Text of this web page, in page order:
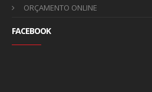
ORÇAMENTO ONLINE
FACEBOOK